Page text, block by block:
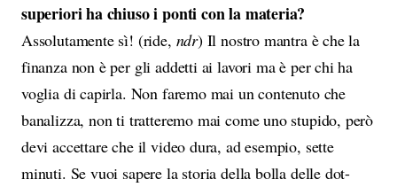
superiori ha chiuso i ponti con la materia?
Assolutamente sì! (ride, ndr) Il nostro mantra è che la
finanza non è per gli addetti ai lavori ma è per chi ha
voglia di capirla. Non faremo mai un contenuto che
banalizza, non ti tratteremo mai come uno stupido, però
devi accettare che il video dura, ad esempio, sette
minuti. Se vuoi sapere la storia della bolla delle dot-